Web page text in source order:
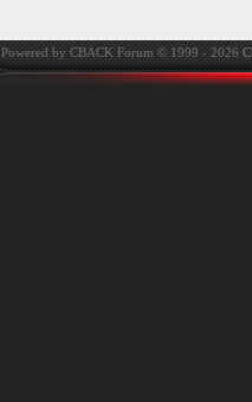
Powered by CBACK Forum © 1999 - 2026